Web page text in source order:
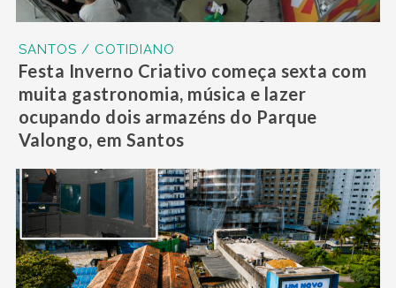
SANTOS / COTIDIANO
Festa Inverno Criativo começa sexta com
muita gastronomia, música e lazer
ocupando dois armazéns do Parque
Valongo, em Santos